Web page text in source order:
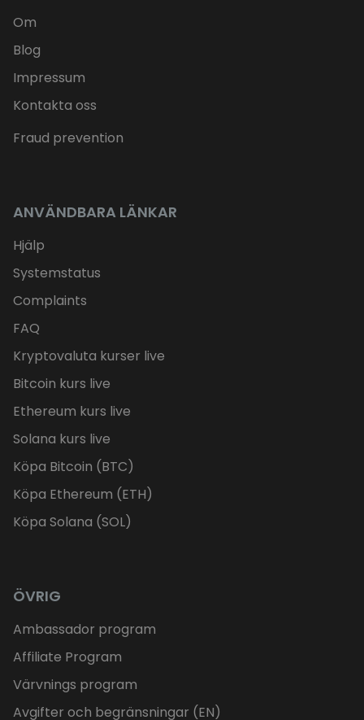
Om
Blog
Impressum
Kontakta oss
Fraud prevention
ANVÄNDBARA LÄNKAR
Hjälp
Systemstatus
Complaints
FAQ
Kryptovaluta kurser live
Bitcoin kurs live
Ethereum kurs live
Solana kurs live
Köpa Bitcoin (BTC)
Köpa Ethereum (ETH)
Köpa Solana (SOL)
ÖVRIG
Ambassador program
Affiliate Program
Värvnings program
Avgifter och begränsningar (EN)